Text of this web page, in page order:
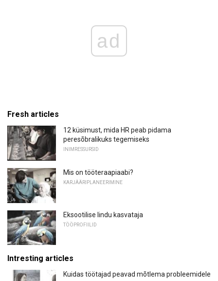
ad
Fresh articles
12 küsimust, mida HR peab pidama
peresõbralikuks tegemiseks
INIMRESSURSID
Mis on tööteraapiaabi?
KARJÄÄRIPLANEERIMINE
Eksootilise lindu kasvataja
TÖÖPROFIILID
Intresting articles
Kuidas töötajad peavad mõtlema probleemidele